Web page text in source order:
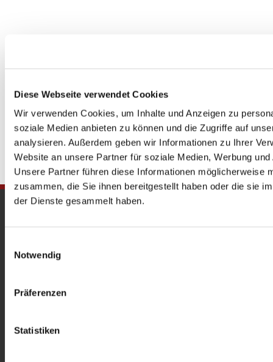
Diese Webseite verwendet Cookies
Wir verwenden Cookies, um Inhalte und Anzeigen zu
soziale Medien anbieten zu können und die Zugriffe auf
analysieren. Außerdem geben wir Informationen zu Ihrer
Website an unsere Partner für soziale Medien, Werbung
Unsere Partner führen diese Informationen möglicherweise
zusammen, die Sie ihnen bereitgestellt haben oder die sie
der Dienste gesammelt haben.
Notwendig
Präferenzen
Statistiken
Heckerdamm 230, 13627 Berlin |
Offene Kirche: Täglich 08-18 Uhr